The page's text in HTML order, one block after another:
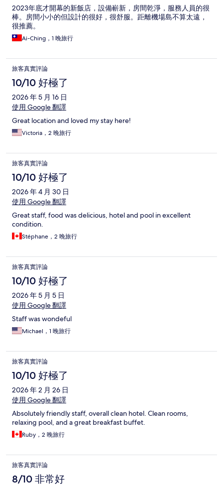
2023年底才開幕的新飯店，設備嶄新，房間乾淨，服務人員的很
棒。房間小小的但設計的很好，很舒服。距離機場島不算太遠，
很推薦。
Ai-Ching，1 晚旅行
旅客真實評論
10/10 好極了
2026 年 5 月 16 日
使用 Google 翻譯
Great location and loved my stay here!
Victoria，2 晚旅行
旅客真實評論
10/10 好極了
2026 年 4 月 30 日
使用 Google 翻譯
Great staff, food was delicious, hotel and pool in excellent
condition.
Stéphane，2 晚旅行
旅客真實評論
10/10 好極了
2026 年 5 月 5 日
使用 Google 翻譯
Staff was wondeful
Michael，1 晚旅行
旅客真實評論
10/10 好極了
2026 年 2 月 26 日
使用 Google 翻譯
Absolutely friendly staff, overall clean hotel. Clean rooms,
relaxing pool, and a great breakfast buffet.
Ruby，2 晚旅行
旅客真實評論
8/10 非常好